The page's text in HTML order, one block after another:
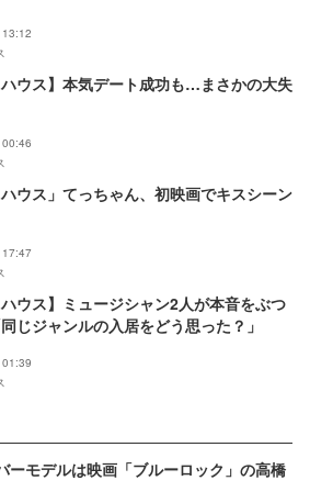
ハウス】本気デート成功も…まさかの大失
ハウス」てっちゃん、初映画でキスシーン
ハウス】ミュージシャン2人が本音をぶつ
じジャンルの入居をどう思った？」
ーモデルは映画「ブルーロック」の高橋